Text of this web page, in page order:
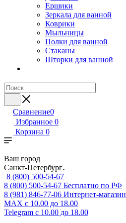
Ершики
Зеркала для ванной
Коврики
Мыльницы
Полки для ванной
Стаканы
Шторки для ванной
Сравнение0
Избранное 0
Корзина 0
Ваш город
Санкт-Петербург
8 (800) 500-54-67
8 (800) 500-54-67 Бесплатно по РФ
8 (981) 846-77-06 Интернет-магазин
MAX с 10.00 до 18.00
Telegram с 10.00 до 18.00